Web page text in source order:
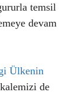
temsil
devam
Ülkenin
de